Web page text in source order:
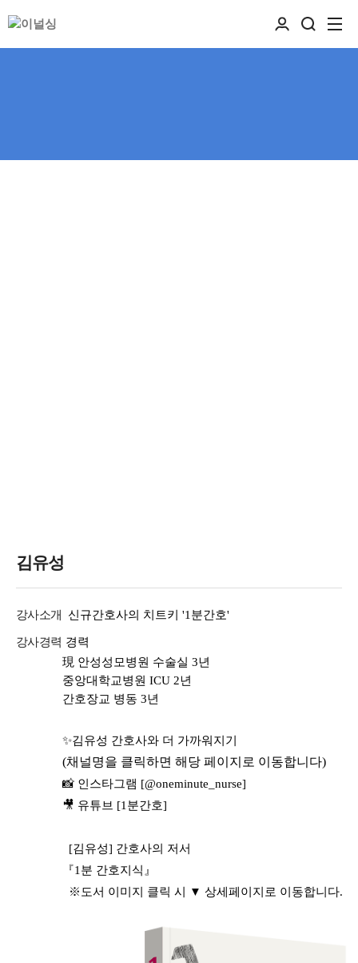
김유성
강사소개 신규간호사의 치트키 '1분간호'
강사경력 경력
現 안성성모병원 수술실 3년
중앙대학교병원 ICU 2년
간호장교 병동 3년
✨김유성 간호사와 더 가까워지기
(채널명을 클릭하면 해당 페이지로 이동합니다)
📸 인스타그램 [@oneminute_nurse]
🎥 유튜브 [1분간호]
[김유성] 간호사의 저서
『1분 간호지식』
※도서 이미지 클릭 시 ▼ 상세페이지로 이동합니다.